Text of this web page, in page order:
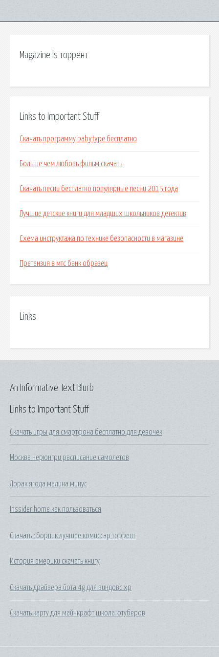
Magazine ls торрент
Links to Important Stuff
Скачать программу babytype бесплатно
Больше чем любовь фильм скачать
Скачать песни бесплатно популярные песни 2015 года
Лучшие детские книги для младших школьников детектив
Схема инструктажа по технике безопасности в магазине
Претензия в мтс банк образец
Links
Links to Important Stuff
Скачать игры для смартфона бесплатно для девочек
Москва нерюнгри расписание самолетов
Лорак ягода малина минус
Inssider home как пользоваться
Скачать сборник лучшее комиссар торрент
История америки скачать книгу
Скачать драйвера йота 4g для виндовс хр
Скачать карту для майнкрафт школа ютуберов
An Informative Text Blurb